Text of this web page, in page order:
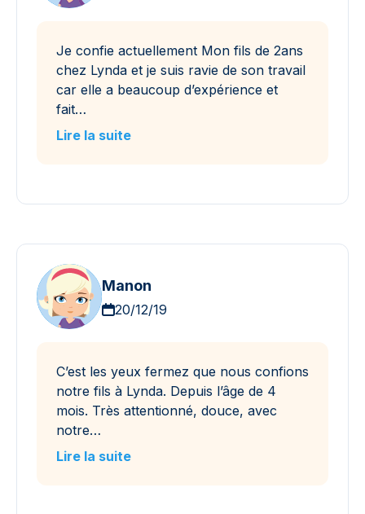
Je confie actuellement Mon fils de 2ans
chez Lynda et je suis ravie de son travail
car elle a beaucoup d’expérience et
fait…
Lire la suite
Manon
20/12/19
C’est les yeux fermez que nous confions
notre fils à Lynda. Depuis l’âge de 4
mois. Très attentionné, douce, avec
notre…
Lire la suite